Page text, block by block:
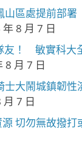
山區處提前部
8 月 7 日
友！ 敏實科大
8 月 7 日
士大鬧城鎮韌
7 日
切勿無故撥打